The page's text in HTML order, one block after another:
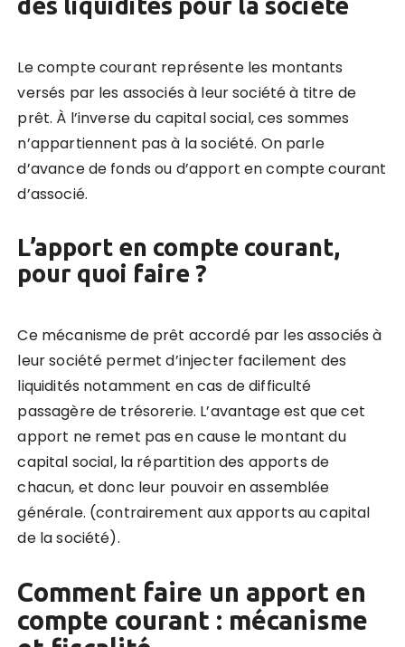
Le compte courant représente les montants
versés par les associés à leur société à titre de
prêt. À l’inverse du capital social, ces sommes
n’appartiennent pas à la société. On parle
d’avance de fonds ou d’apport en compte courant
d’associé.
L’apport en compte courant,
pour quoi faire ?
Ce mécanisme de prêt accordé par les associés à
leur société permet d’injecter facilement des
liquidités notamment en cas de difficulté
passagère de trésorerie. L’avantage est que cet
apport ne remet pas en cause le montant du
capital social, la répartition des apports de
chacun, et donc leur pouvoir en assemblée
générale. (contrairement aux apports au capital
de la société).
Comment faire un apport en
compte courant : mécanisme